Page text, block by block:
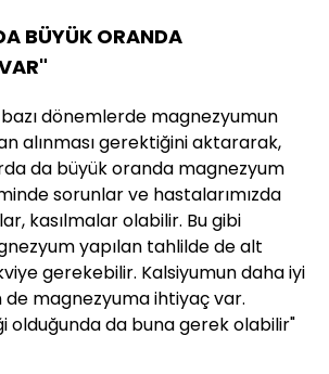
BÜYÜK ORANDA
dönemlerde magnezyumun
alınması gerektiğini aktararak,
da büyük oranda magnezyum
sorunlar ve hastalarımızda
kasılmalar olabilir. Bu gibi
yapılan tahlilde de alt
gerekebilir. Kalsiyumun daha iyi
de magnezyuma ihtiyaç var.
olduğunda da buna gerek olabilir"